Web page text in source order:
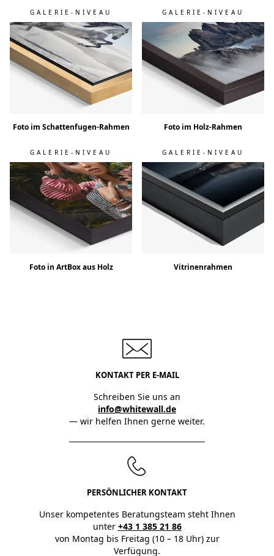
GALERIE-NIVEAU
Foto im Schattenfugen-Rahmen
GALERIE-NIVEAU
Foto im Holz-Rahmen
GALERIE-NIVEAU
Foto in ArtBox aus Holz
GALERIE-NIVEAU
Vitrinenrahmen
KONTAKT PER E-MAIL
Schreiben Sie uns an
info@whitewall.de
— wir helfen Ihnen gerne weiter.
PERSÖNLICHER KONTAKT
Unser kompetentes Beratungsteam steht Ihnen
unter +43 1 385 21 86
von Montag bis Freitag (10 – 18 Uhr) zur
Verfügung.